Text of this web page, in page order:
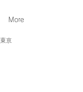
More
京